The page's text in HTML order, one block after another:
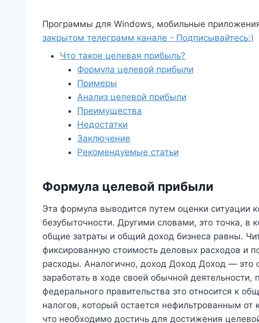
Программы для Windows, мобильные
закрытом телеграмм канале - Подписывайтесь:)
Что такое целевая прибыль?
Формула целевой прибыли
Примеры
Анализ целевой прибыли
Преимущества
Недостатки
Заключение
Рекомендуемые статьи
Формула целевой прибыли
Эта формула выводится путем оценки ситуации
безубыточности. Другими словами, это точка, в
общие затраты и общий доход бизнеса равны.
фиксированную стоимость деловых расходов и
расходы. Аналогично, доход Доход Доход — это
заработать в ходе своей обычной
федерального правительства это относится к
налогов, который остается нефильтрованным
что необходимо достичь для достижения